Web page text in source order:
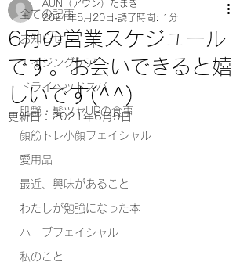
全ての記事
お知らせ
エイジングケア
ドライヘッドスパ
肌艶・髪ツヤUPの食事
顔筋トレ小顔フェイシャル
愛用品
最近、興味があること
わたしが勉強になった本
ハーブフェイシャル
私のこと
6月の営業スケジュール
です。お会いできると嬉
しいです(^^)
AUN（アウン）たまき
2021年5月20日 読了時間: 1分
更新日： 2021年6月9日